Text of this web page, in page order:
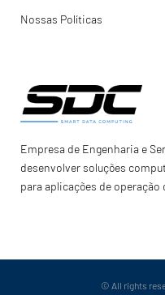
Nossas Políticas
Empresa de Engenharia e
desenvolver soluções
para aplicações de operação
© All rights